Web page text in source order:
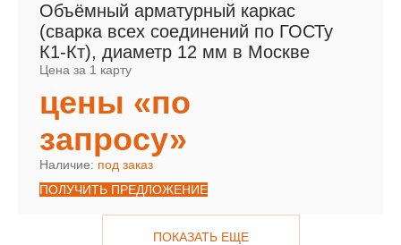
Объёмный арматурный каркас
(сварка всех соединений по ГОСТу
К1-Кт), диаметр 12 мм в Москве
Цена за 1 карту
цены «по
запросу»
Наличие: под заказ
ПОЛУЧИТЬ ПРЕДЛОЖЕНИЕ
ПОКАЗАТЬ ЕЩЕ